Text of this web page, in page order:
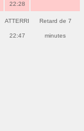
22:28
ATTERRI
22:47
Retard de 7
minutes